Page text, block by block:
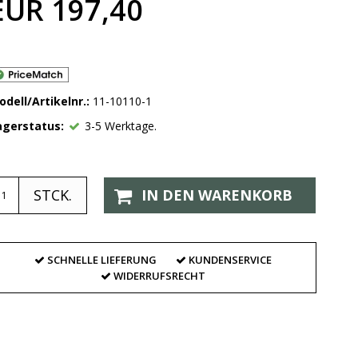
197,40
Artikelnr.: 11-10110-1
3-5 Werktage.
STCK. IN DEN WARENKORB
SCHNELLE LIEFERUNG
KUNDENSERVICE
WIDERRUFSRECHT